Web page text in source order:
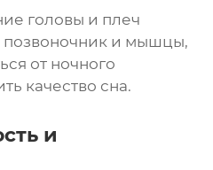
головы и плеч
позвоночник и мышцы,
от ночного
качество сна.
и